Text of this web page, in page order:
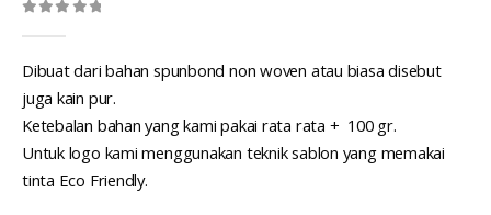
Dibuat dari bahan spunbond non woven atau biasa disebut
juga kain pur.
Ketebalan bahan yang kami pakai rata rata + 100 gr.
Untuk logo kami menggunakan teknik sablon yang memakai
tinta Eco Friendly.